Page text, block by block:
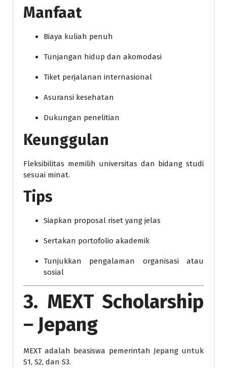
Manfaat
Biaya kuliah penuh
Tunjangan hidup dan akomodasi
Tiket perjalanan internasional
Asuransi kesehatan
Dukungan penelitian
Keunggulan
Fleksibilitas memilih universitas dan bidang studi
sesuai minat.
Tips
Siapkan proposal riset yang jelas
Sertakan portofolio akademik
Tunjukkan pengalaman organisasi atau
sosial
3. MEXT Scholarship
– Jepang
MEXT adalah beasiswa pemerintah Jepang untuk
S1, S2, dan S3.